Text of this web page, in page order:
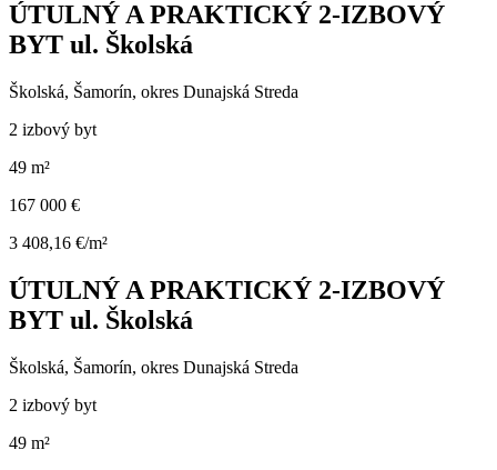
ÚTULNÝ A PRAKTICKÝ 2-IZBOVÝ
BYT ul. Školská
Školská, Šamorín, okres Dunajská Streda
2 izbový byt
49 m²
167 000 €
3 408,16 €/m²
ÚTULNÝ A PRAKTICKÝ 2-IZBOVÝ
BYT ul. Školská
Školská, Šamorín, okres Dunajská Streda
2 izbový byt
49 m²